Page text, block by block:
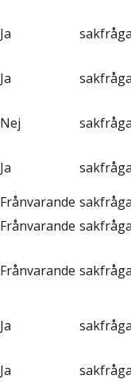
Ja
Ja
Nej
Ja
Frånvarande
Frånvarande
Frånvarande
Ja
Ja